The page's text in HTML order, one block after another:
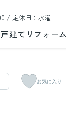
/ 定休日：水曜
建て リフォーム
お気に入り